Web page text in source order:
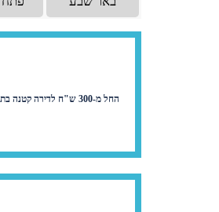
החל מ-300 ש"ח לדירה קטנה בתל אביב